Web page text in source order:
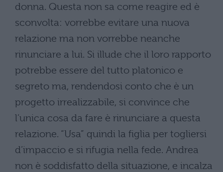
donna. Questa non sa come reagire ed è
sconvolta: vorrebbe evitare una nuova
relazione ma non vorrebbe neanche
rinunciare a lui. Si illude che il loro rapporto
potrebbe essere del tutto platonico e
segreto ma, rendendosi conto che è un
progetto irrealizzabile, si convince che
l’unica cosa da fare è rinunciare a questa
relazione. “Usa” quindi la figlia per togliersi
d’impaccio e si rifugia nella fede. Andrea
non è soddisfatto della situazione, e incalza